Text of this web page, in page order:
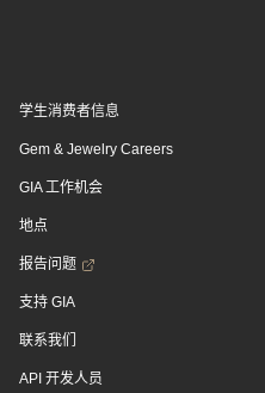
学生消费者信息
Gem & Jewelry Careers
GIA 工作机会
地点
报告问题
支持 GIA
联系我们
API 开发人员